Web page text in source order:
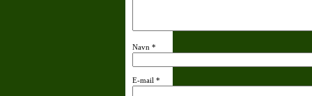
Navn *
E-mail *